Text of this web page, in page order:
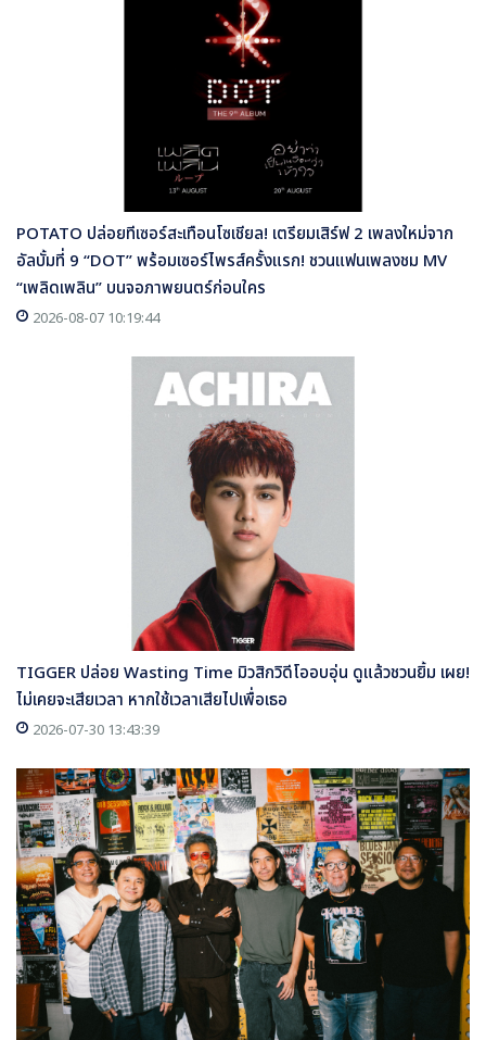
POTATO ปล่อยทีเซอร์สะเทือนโซเชียล! เตรียมเสิร์ฟ 2 เพลงใหม่จาก
อัลบั้มที่ 9 “DOT” พร้อมเซอร์ไพรส์ครั้งแรก! ชวนแฟนเพลงชม MV
“เพลิดเพลิน” บนจอภาพยนตร์ก่อนใคร
2026-08-07 10:19:44
TIGGER ปล่อย Wasting Time มิวสิกวิดีโออบอุ่น ดูแล้วชวนยิ้ม เผย!
ไม่เคยจะเสียเวลา หากใช้เวลาเสียไปเพื่อเธอ
2026-07-30 13:43:39